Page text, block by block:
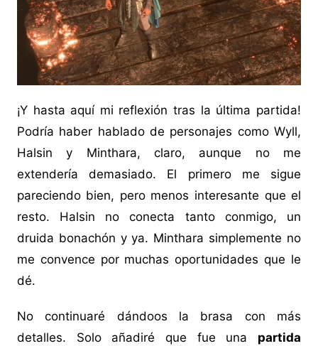
¡Y hasta aquí mi reflexión tras la última partida!
Podría haber hablado de personajes como Wyll,
Halsin y Minthara, claro, aunque no me
extendería demasiado. El primero me sigue
pareciendo bien, pero menos interesante que el
resto. Halsin no conecta tanto conmigo, un
druida bonachón y ya. Minthara simplemente no
me convence por muchas oportunidades que le
dé.
No continuaré dándoos la brasa con más
detalles. Solo añadiré que fue una partida